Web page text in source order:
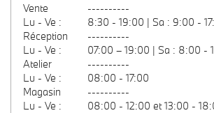
Vente
----------
Lu - Ve :
8:30 - 19:00 | Sa : 9:00 -
Réception
----------
Lu - Ve :
07:00 – 19:00 | Sa : 8:00 -
Atelier
----------
Lu - Ve :
08:00 - 17:00
Magasin
----------
Lu - Ve :
08:00 - 12:00 et 13:00 -